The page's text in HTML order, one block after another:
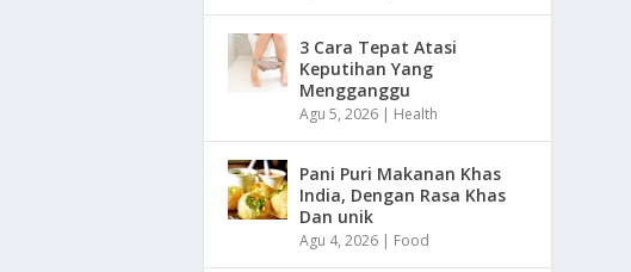
3 Cara Tepat Atasi
Keputihan Yang
Mengganggu
Agu 5, 2026 | Health
Pani Puri Makanan Khas
India, Dengan Rasa Khas
Dan unik
Agu 4, 2026 | Food